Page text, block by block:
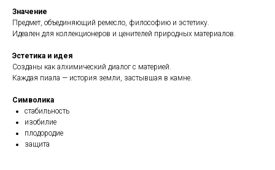
Значение
Предмет, объединяющий ремесло, философию и эстетику.
Идеален для коллекционеров и ценителей природных материалов.
Эстетика и идея
Созданы как алхимический диалог с материей.
Каждая пиала — история земли, застывшая в камне.
Символика
стабильность
изобилие
плодородие
защита